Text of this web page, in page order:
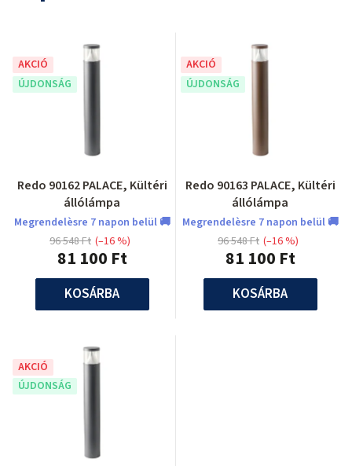
AKCIÓ
ÚJDONSÁG
Redo 90162 PALACE, Kültéri
állólámpa
Megrendelèsre 7 napon belül 🚚
81 100 Ft
96 548 Ft (–16 %)
KOSÁRBA
AKCIÓ
ÚJDONSÁG
Redo 90163 PALACE, Kültéri
állólámpa
Megrendelèsre 7 napon belül 🚚
81 100 Ft
96 548 Ft (–16 %)
KOSÁRBA
AKCIÓ
ÚJDONSÁG